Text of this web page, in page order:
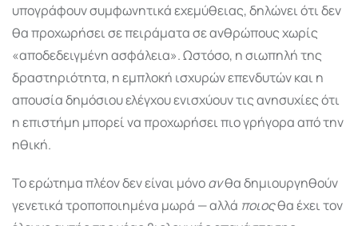
υπογράφουν συμφωνητικά εχεμύθειας, δηλώνει ότι δεν
θα προχωρήσει σε πειράματα σε ανθρώπους χωρίς
«αποδεδειγμένη ασφάλεια». Ωστόσο, η σιωπηλή της
δραστηριότητα, η εμπλοκή ισχυρών επενδυτών και η
απουσία δημόσιου ελέγχου ενισχύουν τις ανησυχίες ότι
η επιστήμη μπορεί να προχωρήσει πιο γρήγορα από την
ηθική.
Το ερώτημα πλέον δεν είναι μόνοανθα δημιουργηθούν
γενετικά τροποποιημένα μωρά — αλλά ποιοςθα έχει τον